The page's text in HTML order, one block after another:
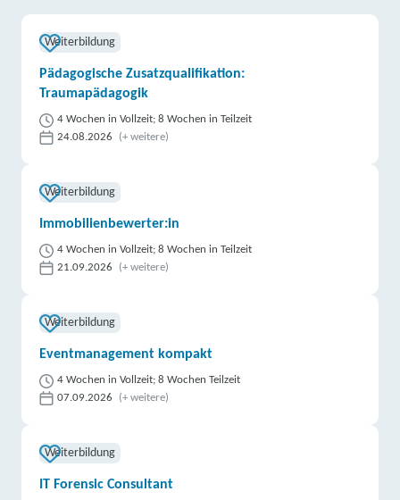
Weiterbildung
Pädagogische Zusatzqualifikation:
Traumapädagogik
4 Wochen in Vollzeit; 8 Wochen in Teilzeit
24.08.2026
(+ weitere)
Weiterbildung
Immobilienbewerter:in
4 Wochen in Vollzeit; 8 Wochen in Teilzeit
21.09.2026
(+ weitere)
Weiterbildung
Eventmanagement kompakt
4 Wochen in Vollzeit; 8 Wochen Teilzeit
07.09.2026
(+ weitere)
Weiterbildung
IT Forensic Consultant